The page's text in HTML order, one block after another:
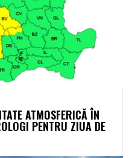
ATMOSFERICĂ ÎN
PENTRU ZIUA DE